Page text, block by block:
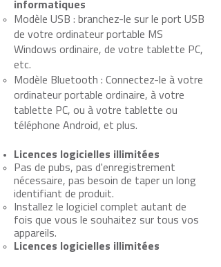
informatiques
Modèle USB : branchez-le sur le port USB
de votre ordinateur portable MS
Windows ordinaire, de votre tablette PC,
etc.
Modèle Bluetooth : Connectez-le à votre
ordinateur portable ordinaire, à votre
tablette PC, ou à votre tablette ou
téléphone Android, et plus.
Licences logicielles illimitées
Pas de pubs, pas d'enregistrement
nécessaire, pas besoin de taper un long
identifiant de produit.
Installez le logiciel complet autant de
fois que vous le souhaitez sur tous vos
appareils.
Licences logicielles illimitées